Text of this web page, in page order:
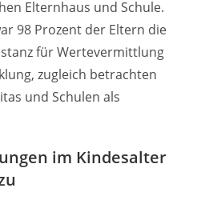
Elternhaus und Schule.
98 Prozent der Eltern die
für Wertevermittlung
zugleich betrachten
und Schulen als
im Kindesalter